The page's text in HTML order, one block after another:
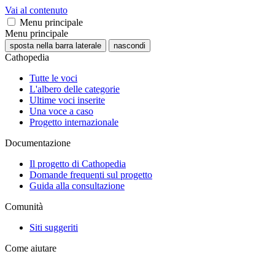
Vai al contenuto
Menu principale
Menu principale
sposta nella barra laterale nascondi
Cathopedia
Tutte le voci
L'albero delle categorie
Ultime voci inserite
Una voce a caso
Progetto internazionale
Documentazione
Il progetto di Cathopedia
Domande frequenti sul progetto
Guida alla consultazione
Comunità
Siti suggeriti
Come aiutare